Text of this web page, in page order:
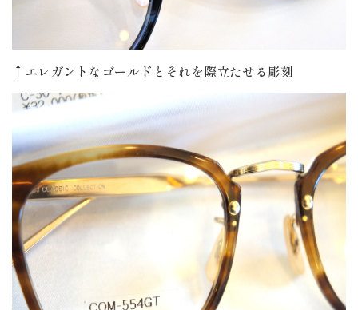
↑エレガントなゴールドとそれを際立たせる彫刻